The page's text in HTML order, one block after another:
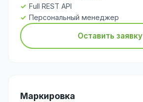
Full REST API
Персональный менеджер
Оставить заявку
Маркировка